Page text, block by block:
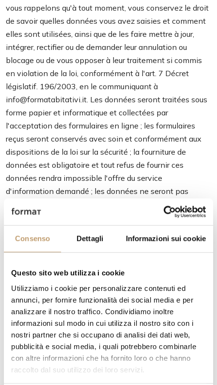
Consenso Dettagli Informazioni sui cookie
Questo sito web utilizza i cookie
Utilizziamo i cookie per personalizzare contenuti ed
annunci, per fornire funzionalità dei social media e per
analizzare il nostro traffico. Condividiamo inoltre
informazioni sul modo in cui utilizza il nostro sito con i
nostri partner che si occupano di analisi dei dati web,
pubblicità e social media, i quali potrebbero combinarle
con altre informazioni che ha fornito loro o che hanno
raccolto dal suo utilizzo dei loro servizi.
vous rappelons qu'à tout moment, vous conservez le droit
de savoir quelles données vous avez saisies et comment
elles sont utilisées, ainsi que de les faire mettre à jour,
intégrer, rectifier ou de demander leur annulation ou
blocage ou de vous opposer à leur traitement si commis
en violation de la loi, conformément à l'art. 7 Décret
législatif. 196/2003, en le communiquant à
info@formatabitativi.it. Les données seront traitées sous
forme papier et informatique et collectées par
l'acceptation des formulaires en ligne ; les formulaires
reçus seront conservés avec soin et conformément aux
dispositions de la loi sur la sécurité ; la fourniture de
données est obligatoire et tout refus de fournir ces
données rendra impossible l'offre du service
d'information demandé ; les données ne seront pas
divulguées et seront traitées par le personnel interne
responsable.
Enfin, nous vous rappelons qu'à tout moment vous
pouvez exercer vos droits conformément à l'art. 7 du
responsable du traitement, Mobili Spinello snc. – Via
Giordano Bruno 13 Tetti Valfrè (TO) - Italie ou en écrivant
à info@formatabitativi.it
L'art. 7 du décret législatif n.196/2003 :
“Droit d'accès aux données personnelles et autres droits.
1. L'intéressé a le droit d'obtenir la confirmation de
l'existence ou non de données personnelles le